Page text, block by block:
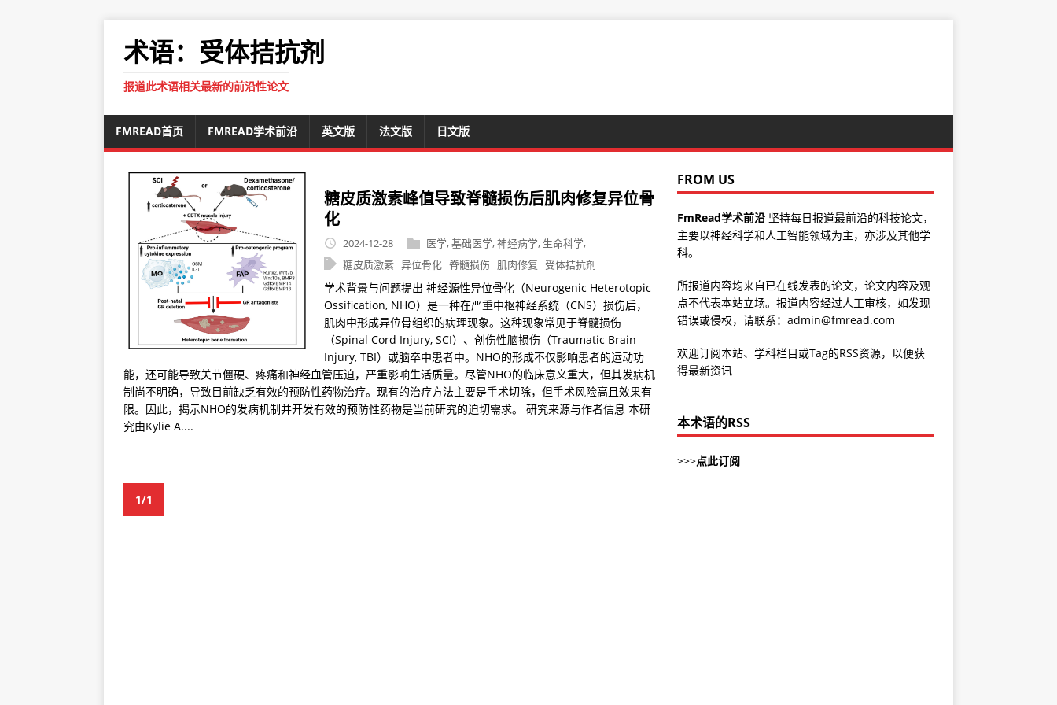
术语：受体拮抗剂
报道此术语相关最新的前沿性论文
FMREAD首页 FMREAD学术前沿 英文版 法文版 日文版
糖皮质激素峰值导致脊髓损伤后肌肉修复异位骨
化
2024-12-28 医学,基础医学,神经病学, 生命科学,
糖皮质激素 异位骨化 脊髓损伤 肌肉修复 受体拮抗剂
学术背景与问题提出 神经源性异位骨化（Neurogenic Heterotopic
Ossification, NHO）是一种在严重中枢神经系统（CNS）损伤后，
肌肉中形成异位骨组织的病理现象。这种现象常见于脊髓损伤
（Spinal Cord Injury, SCI）、创伤性脑损伤（Traumatic Brain
Injury, TBI）或脑卒中患者中。NHO的形成不仅影响患者的运动功
能，还可能导致关节僵硬、疼痛和神经血管压迫，严重影响生活质量。尽管NHO的临床意义重大，但其发病机
制尚不明确，导致目前缺乏有效的预防性药物治疗。现有的治疗方法主要是手术切除，但手术风险高且效果有
限。因此，揭示NHO的发病机制并开发有效的预防性药物是当前研究的迫切需求。 研究来源与作者信息 本研
究由Kylie A....
1/1
FROM US
FmRead学术前沿坚持每日报道最前沿的科技论文，
主要以神经科学和人工智能领域为主，亦涉及其他学
科。
所报道内容均来自已在线发表的论文，论文内容及观
点不代表本站立场。报道内容经过人工审核，如发现
错误或侵权，请联系：admin@fmread.com
欢迎订阅本站、学科栏目或Tag的RSS资源，以便获
得最新资讯
本术语的RSS
>>>点此订阅